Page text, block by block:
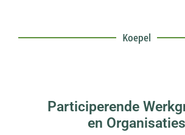
Koepel
Participerende
en Organisaties